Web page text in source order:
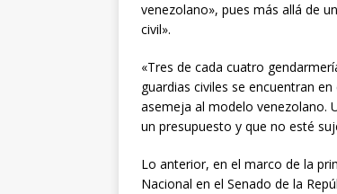
venezolano», pues más allá de
civil».
«Tres de cada cuatro
guardias civiles se encuentran
asemeja al modelo venezolano.
un presupuesto y que no esté
Lo anterior, en el marco de la
Nacional en el Senado de la